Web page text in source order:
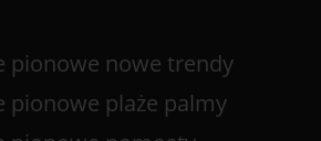
pionowe nowe trendy
pionowe plaże palmy